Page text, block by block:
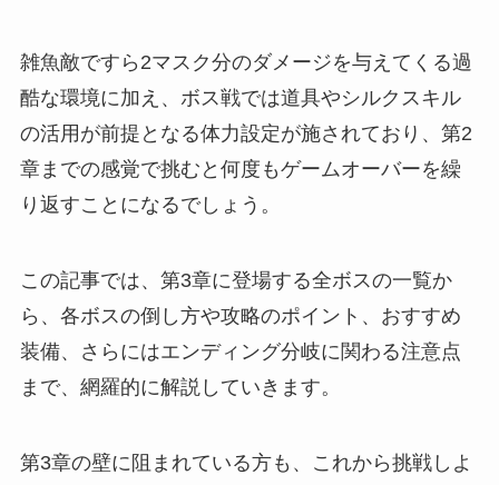
雑魚敵ですら2マスク分のダメージを与えてくる過
酷な環境に加え、ボス戦では道具やシルクスキル
の活用が前提となる体力設定が施されており、第2
章までの感覚で挑むと何度もゲームオーバーを繰
り返すことになるでしょう。
この記事では、第3章に登場する全ボスの一覧か
ら、各ボスの倒し方や攻略のポイント、おすすめ
装備、さらにはエンディング分岐に関わる注意点
まで、網羅的に解説していきます。
第3章の壁に阻まれている方も、これから挑戦しよ